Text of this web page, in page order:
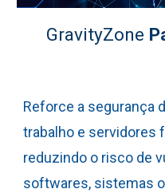
GravityZone
Reforce a segurança
trabalho e servidores
reduzindo o risco de
softwares, sistemas